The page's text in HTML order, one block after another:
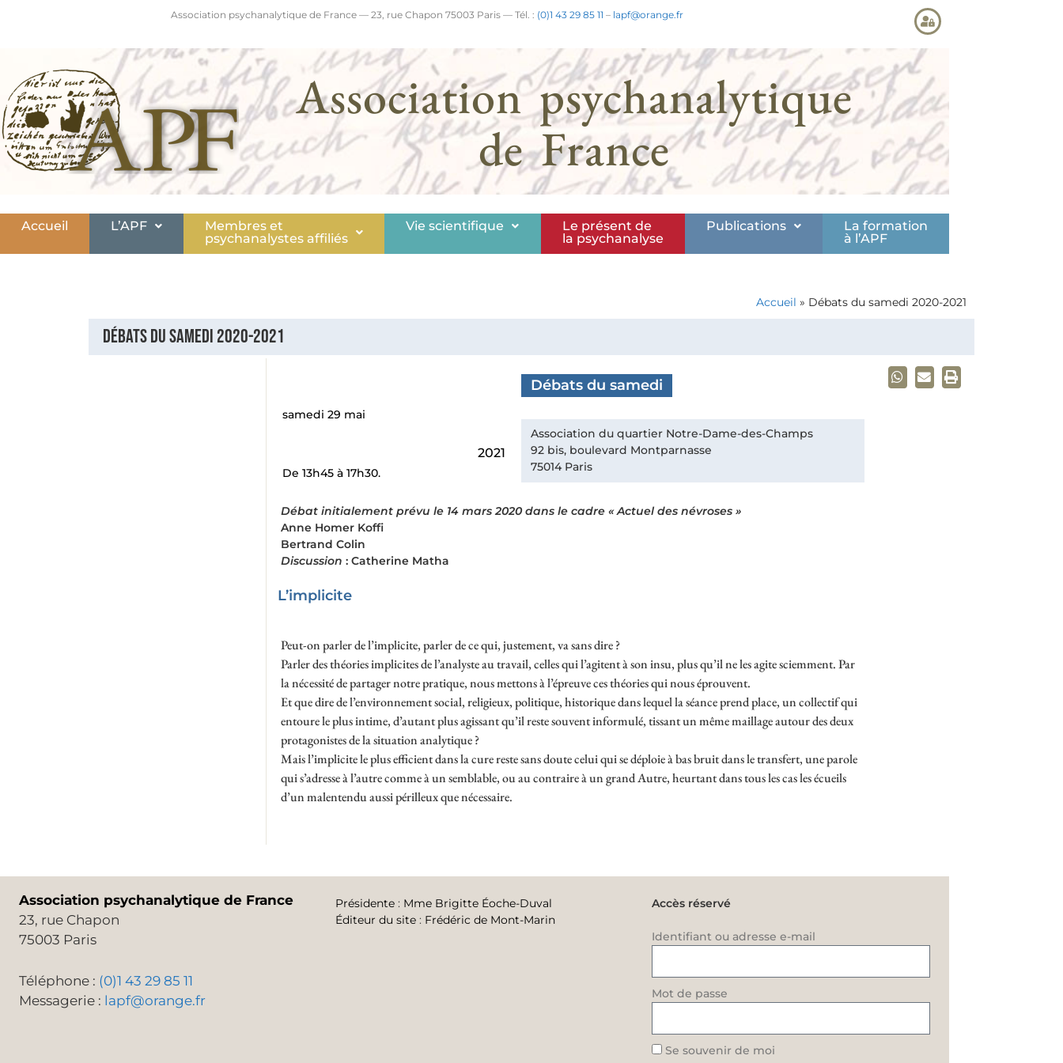
Association psychanalytique de France — 23, rue Chapon 75003 Paris — Tél. : (0)1 43 29 85 11 – lapf@orange.fr
Association psychanalytique
de France
Accueil L’APF
Membres et
psychanalystes affiliés
Vie scientifique
Le présent de
la psychanalyse
Publications
La formation
à l’APF
Accueil » Débats du samedi 2020-2021
Débats du samedi 2020-2021
samedi 29 mai
2021
De 13h45 à 17h30.
Débats du samedi
Association du quartier Notre-Dame-des-Champs
92 bis, boulevard Montparnasse
75014 Paris
Débat initialement prévu le 14 mars 2020 dans le cadre « Actuel des névroses »
Anne Homer Koffi
Bertrand Colin
Discussion : Catherine Matha
L’implicite
Peut-on parler de l’implicite, parler de ce qui, justement, va sans dire ?
Parler des théories implicites de l’analyste au travail, celles qui l’agitent à son insu, plus qu’il ne les agite sciemment. Par
la nécessité de partager notre pratique, nous mettons à l’épreuve ces théories qui nous éprouvent.
Et que dire de l’environnement social, religieux, politique, historique dans lequel la séance prend place, un collectif qui
entoure le plus intime, d’autant plus agissant qu’il reste souvent informulé, tissant un même maillage autour des deux
protagonistes de la situation analytique ?
Mais l’implicite le plus efficient dans la cure reste sans doute celui qui se déploie à bas bruit dans le transfert, une parole
qui s’adresse à l’autre comme à un semblable, ou au contraire à un grand Autre, heurtant dans tous les cas les écueils
d’un malentendu aussi périlleux que nécessaire.
Association psychanalytique de France
23, rue Chapon
75003 Paris
Téléphone : (0)1 43 29 85 11
Messagerie : lapf@orange.fr
Présidente: Mme Brigitte Éoche-Duval
Éditeur du site: Frédéric de Mont-Marin
Accès réservé
Identifiant ou adresse e-mail
Mot de passe
Se souvenir de moi